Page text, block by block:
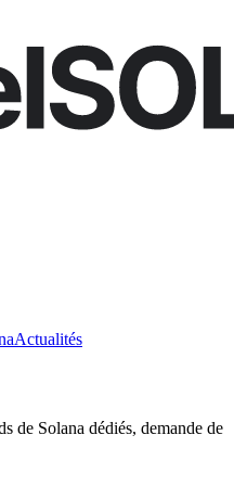
Actualités
de Solana dédiés, demande de